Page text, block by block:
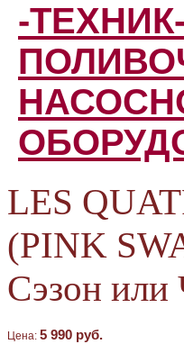
-
LES
(PINK
Сэзон или
Цена: 5 990 руб.